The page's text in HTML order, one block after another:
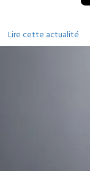
Lire cette actualité